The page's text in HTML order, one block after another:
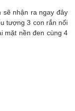
sẽ nhận ra ngay đây
tượng 3 con rắn nổi
mặt nền đen cùng 4